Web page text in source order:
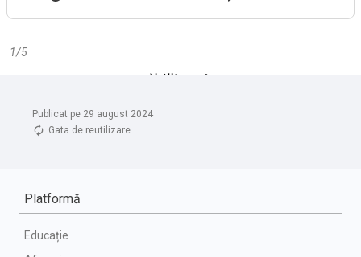
Publicat pe 29 august 2024
Gata de reutilizare
Platformă
Educație